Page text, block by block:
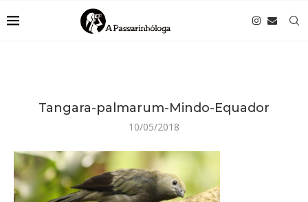
Tangara-palmarum-Mindo-Equador
10/05/2018